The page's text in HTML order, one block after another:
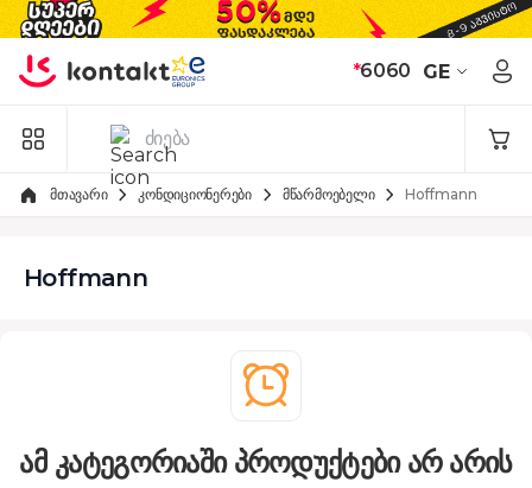
Skip to Content
*6060 GE
მთავარი კონდიციონერები მწარმოებელი Hoffmann
Hoffmann
ამ კატეგორიაში პროდუქტები არ არის